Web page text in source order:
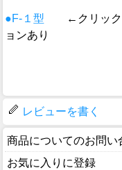
●F-１型
←クリッ
ョンあり
レビューを書く
商品についてのお問い
お気に入りに登録